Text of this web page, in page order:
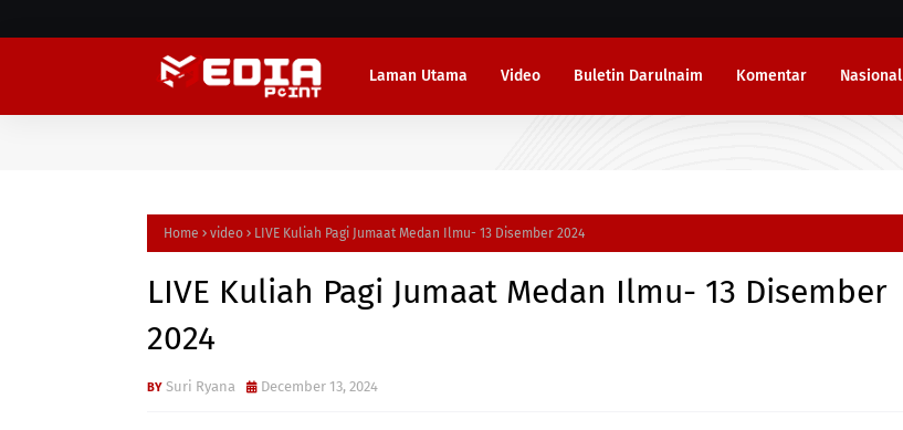
Laman Utama Video Buletin Darulnaim Komentar Nasional
Home video LIVE Kuliah Pagi Jumaat Medan Ilmu- 13 Disember 2024
LIVE Kuliah Pagi Jumaat Medan Ilmu- 13 Disember
2024
Suri Ryana December 13, 2024